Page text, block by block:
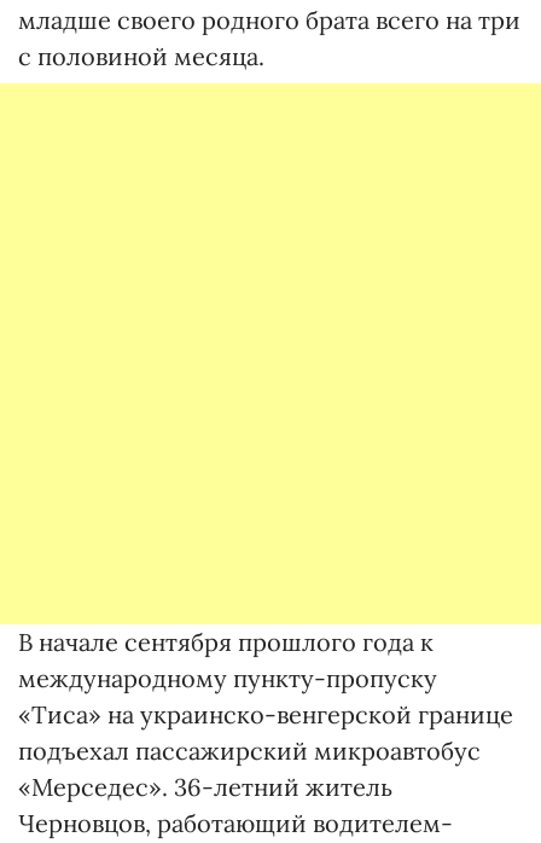
младше своего родного брата всего на три
с половиной месяца.
В начале сентября прошлого года к
международному пункту-пропуску
«Тиса» на украинско-венгерской границе
подъехал пассажирский микроавтобус
«Мерседес». 36-летний житель
Черновцов, работающий водителем-